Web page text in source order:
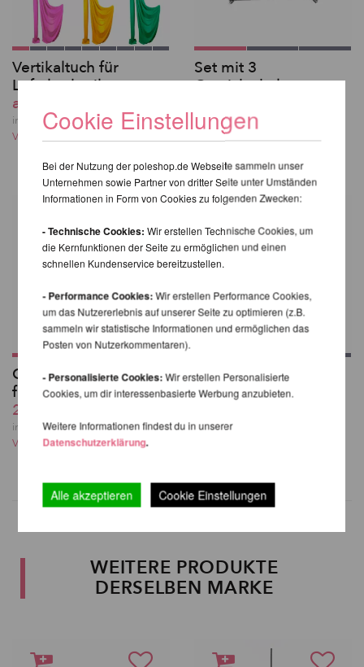
Vertikaltuch für
Luftakrobatik
ab 130,08 EUR
inkl. 20 % MwSt. zzgl.
Versandkosten
Set mit 3
Gewichtshalterungen
Ab 130,08 EUR
inkl. 20 % MwSt. zzgl.
Gewichtstasche 10 kg
für X-Stage/-Lite
20,17 EUR
inkl. 20 % MwSt. zzgl.
Versandkosten
XPert Pole
Deckenhalterung
inkl. 20 % MwSt. zzgl.
WEITERE PRODUKTE
DERSELBEN MARKE
Cookie Einstellungen
Bei der Nutzung der poleshop.de Webseite sammeln unser
Unternehmen sowie Partner von dritter Seite unter Umständen
Informationen in Form von Cookies zu folgenden Zwecken:
- Technische Cookies: Wir erstellen Technische Cookies, um
die Kernfunktionen der Seite zu ermöglichen und einen
schnellen Kundenservice bereitzustellen.
- Performance Cookies:Wir erstellen Performance Cookies,
um das Nutzererlebnis auf unserer Seite zu optimieren (z.B.
sammeln wir statistische Informationen und ermöglichen das
Posten von Nutzerkommentaren).
- Personalisierte Cookies:Wir erstellen Personalisierte
Cookies, um dir interessenbasierte Werbung anzubieten.
Weitere Informationen findest du in unserer
Datenschutzerklärung.
Alle akzeptieren Cookie Einstellungen